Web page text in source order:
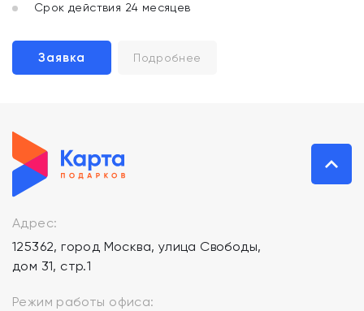
Срок действия 24 месяцев
Заявка Подробнее
Адрес:
125362, город Москва, улица Свободы,
дом 31, стр.1
Режим работы офиса: